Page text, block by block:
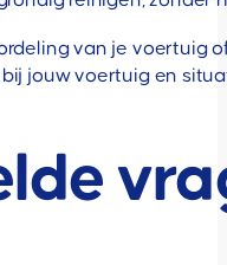
van je voertuig
jouw voertuig en